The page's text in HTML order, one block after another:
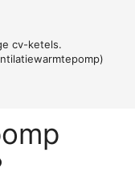
cv-ketels.